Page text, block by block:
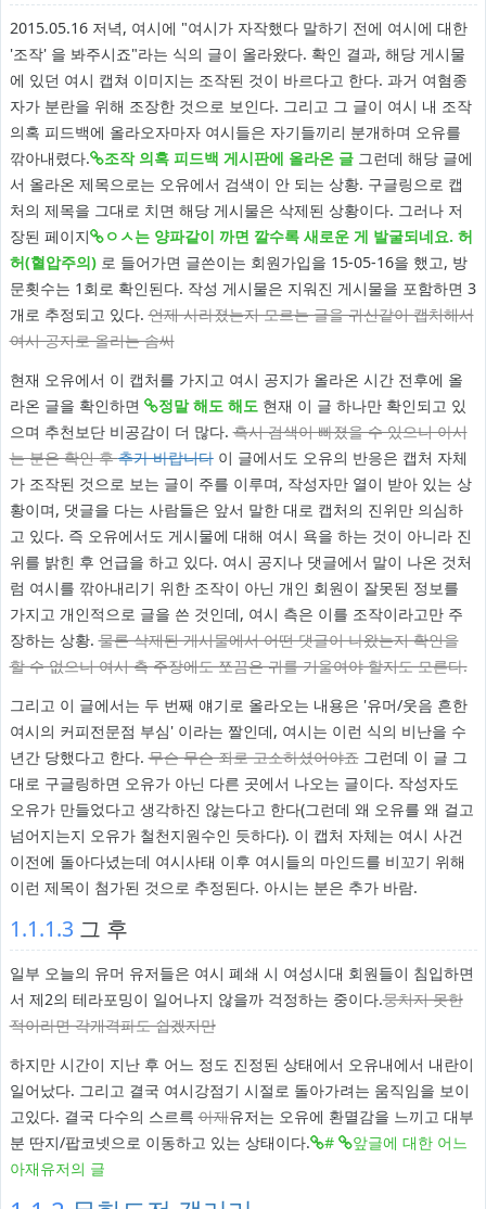
2015.05.16 저녁, 여시에 "여시가 자작했다 말하기 전에 여시에 대한
'조작' 을 봐주시죠"라는 식의 글이 올라왔다. 확인 결과, 해당 게시물
에 있던 여시 캡쳐 이미지는 조작된 것이 바르다고 한다. 과거 여혐종
자가 분란을 위해 조장한 것으로 보인다. 그리고 그 글이 여시 내 조작
의혹 피드백에 올라오자마자 여시들은 자기들끼리 분개하며 오유를
깎아내렸다.
조작 의혹 피드백 게시판에 올라온 글그런데 해당 글에
서 올라온 제목으로는 오유에서 검색이 안 되는 상황. 구글링으로 캡
처의 제목을 그대로 치면 해당 게시물은 삭제된 상황이다. 그러나 저
장된 페이지
ㅇㅅ는 양파같이 까면 깔수록 새로운 게 발굴되네요. 허
허(혈압주의)로 들어가면 글쓴이는 회원가입을 15-05-16을 했고, 방
문횟수는 1회로 확인된다. 작성 게시물은 지워진 게시물을 포함하면 3
개로 추정되고 있다.언제 사라졌는지 모르는 글을 귀신같이 캡처해서
여시 공지로 올리는 솜씨
현재 오유에서 이 캡처를 가지고 여시 공지가 올라온 시간 전후에 올
라온 글을 확인하면
정말 해도 해도현재 이 글 하나만 확인되고 있
으며 추천보단 비공감이 더 많다.혹시 검색이 빠졌을 수 있으니 아시
는 분은 확인 후추가 바랍니다이 글에서도 오유의 반응은 캡처 자체
가 조작된 것으로 보는 글이 주를 이루며, 작성자만 열이 받아 있는 상
황이며, 댓글을 다는 사람들은 앞서 말한 대로 캡처의 진위만 의심하
고 있다. 즉 오유에서도 게시물에 대해 여시 욕을 하는 것이 아니라 진
위를 밝힌 후 언급을 하고 있다. 여시 공지나 댓글에서 말이 나온 것처
럼 여시를 깎아내리기 위한 조작이 아닌 개인 회원이 잘못된 정보를
가지고 개인적으로 글을 쓴 것인데, 여시 측은 이를 조작이라고만 주
장하는 상황.물론 삭제된 게시물에서 어떤 댓글이 나왔는지 확인을
할 수 없으니 여시 측 주장에도 쪼끔은 귀를 기울여야 할지도 모른다.
그리고 이 글에서는 두 번째 얘기로 올라오는 내용은 '유머/웃음 흔한
여시의 커피전문점 부심' 이라는 짤인데, 여시는 이런 식의 비난을 수
년간 당했다고 한다.무슨 무슨 죄로 고소하셨어야죠그런데 이 글 그
대로 구글링하면 오유가 아닌 다른 곳에서 나오는 글이다. 작성자도
오유가 만들었다고 생각하진 않는다고 한다(그런데 왜 오유를 왜 걸고
넘어지는지 오유가 철천지원수인 듯하다). 이 캡처 자체는 여시 사건
이전에 돌아다녔는데 여시사태 이후 여시들의 마인드를 비꼬기 위해
이런 제목이 첨가된 것으로 추정된다. 아시는 분은 추가 바람.
1.1.1.3 그 후
일부 오늘의 유머 유저들은 여시 폐쇄 시 여성시대 회원들이 침입하면
서 제2의 테라포밍이 일어나지 않을까 걱정하는 중이다.뭉치지 못한
적이라면 각개격파도 쉽겠지만
하지만 시간이 지난 후 어느 정도 진정된 상태에서 오유내에서 내란이
일어났다. 그리고 결국 여시강점기 시절로 돌아가려는 움직임을 보이
고있다. 결국 다수의 스르륵아재유저는 오유에 환멸감을 느끼고 대부
분 딴지/팝코넷으로 이동하고 있는 상태이다.
#
앞글에 대한 어느
아재유저의 글